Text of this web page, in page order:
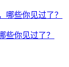
些你见过了？